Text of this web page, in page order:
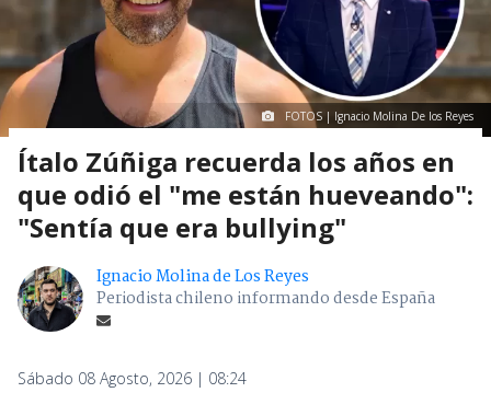
FOTOS | Ignacio Molina De los Reyes
Ítalo Zúñiga recuerda los años en
que odió el "me están hueveando":
"Sentía que era bullying"
Ignacio Molina de Los Reyes
Periodista chileno informando desde España
Sábado 08 Agosto, 2026 | 08:24